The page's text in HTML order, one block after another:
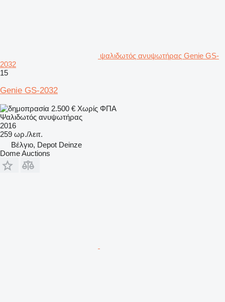
ψαλιδωτός ανυψωτήρας Genie GS-
2032
15
Genie GS-2032
2.500 € Χωρίς ΦΠΑ
Ψαλιδωτός ανυψωτήρας
2016
259 ωρ./λειτ.
Βέλγιο, Depot Deinze
Dome Auctions